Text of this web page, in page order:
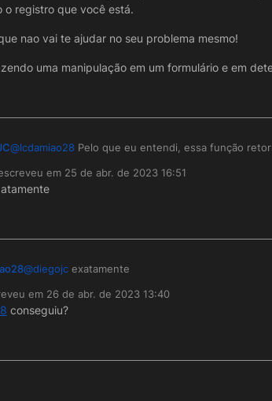
o registro que você está.
nao vai te ajudar no seu problema mesmo!
uma manipulação em um formulário e em
@lcdamiao28 Pelo que eu entendi, essa função
Se você fizer uma consulta navegavel (a mesma do formulário), e ir avançando
retornar qual posição o registro que você está.
Você esta fazendo uma manipulação em um
em 25 de abr. de 2023 16:51
edição por
@diegojc exatamente
em 26 de abr. de 2023 13:40
edição por
conseguiu?